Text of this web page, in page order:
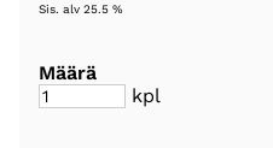
Sis. alv 25.5 %
Määrä
kpl